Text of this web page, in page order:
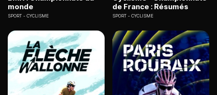
monde
SPORT CYCLISME
de France : Résumés
SPORT CYCLISME